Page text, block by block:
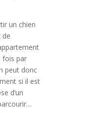
un chien
de
fois par
peut donc
si il est
d’un